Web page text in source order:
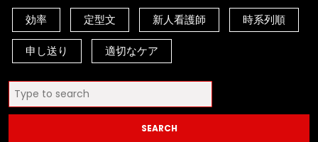
効率 定型文 新人看護師 時系列順
申し送り 適切なケア
Search
for: